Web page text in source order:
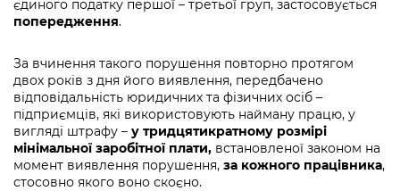
єдиного податку першої – третьої груп, застосовується
попередження.
За вчинення такого порушення повторно протягом
двох років з дня його виявлення, передбачено
відповідальність юридичних та фізичних осіб –
підприємців, які використовують найману працю, у
вигляді штрафу – у тридцятикратному розмірі
мінімальної заробітної плати, встановленої законом на
момент виявлення порушення, за кожного працівника,
стосовно якого воно скоєно.